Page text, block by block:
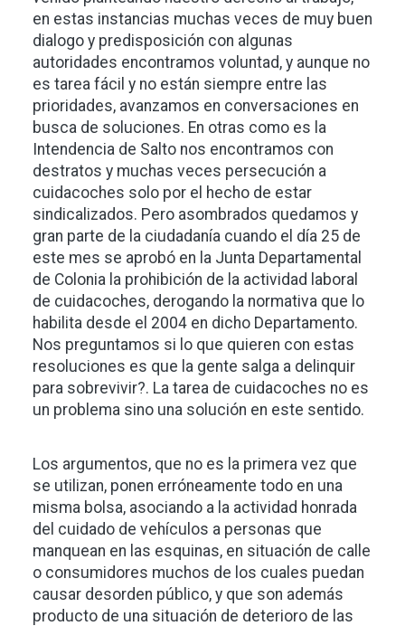
en estas instancias muchas veces de muy buen
dialogo y predisposición con algunas
autoridades encontramos voluntad, y aunque no
es tarea fácil y no están siempre entre las
prioridades, avanzamos en conversaciones en
busca de soluciones. En otras como es la
Intendencia de Salto nos encontramos con
destratos y muchas veces persecución a
cuidacoches solo por el hecho de estar
sindicalizados. Pero asombrados quedamos y
gran parte de la ciudadanía cuando el día 25 de
este mes se aprobó en la Junta Departamental
de Colonia la prohibición de la actividad laboral
de cuidacoches, derogando la normativa que lo
habilita desde el 2004 en dicho Departamento.
Nos preguntamos si lo que quieren con estas
resoluciones es que la gente salga a delinquir
para sobrevivir?. La tarea de cuidacoches no es
un problema sino una solución en este sentido.
Los argumentos, que no es la primera vez que
se utilizan, ponen erróneamente todo en una
misma bolsa, asociando a la actividad honrada
del cuidado de vehículos a personas que
manquean en las esquinas, en situación de calle
o consumidores muchos de los cuales puedan
causar desorden público, y que son además
producto de una situación de deterioro de las